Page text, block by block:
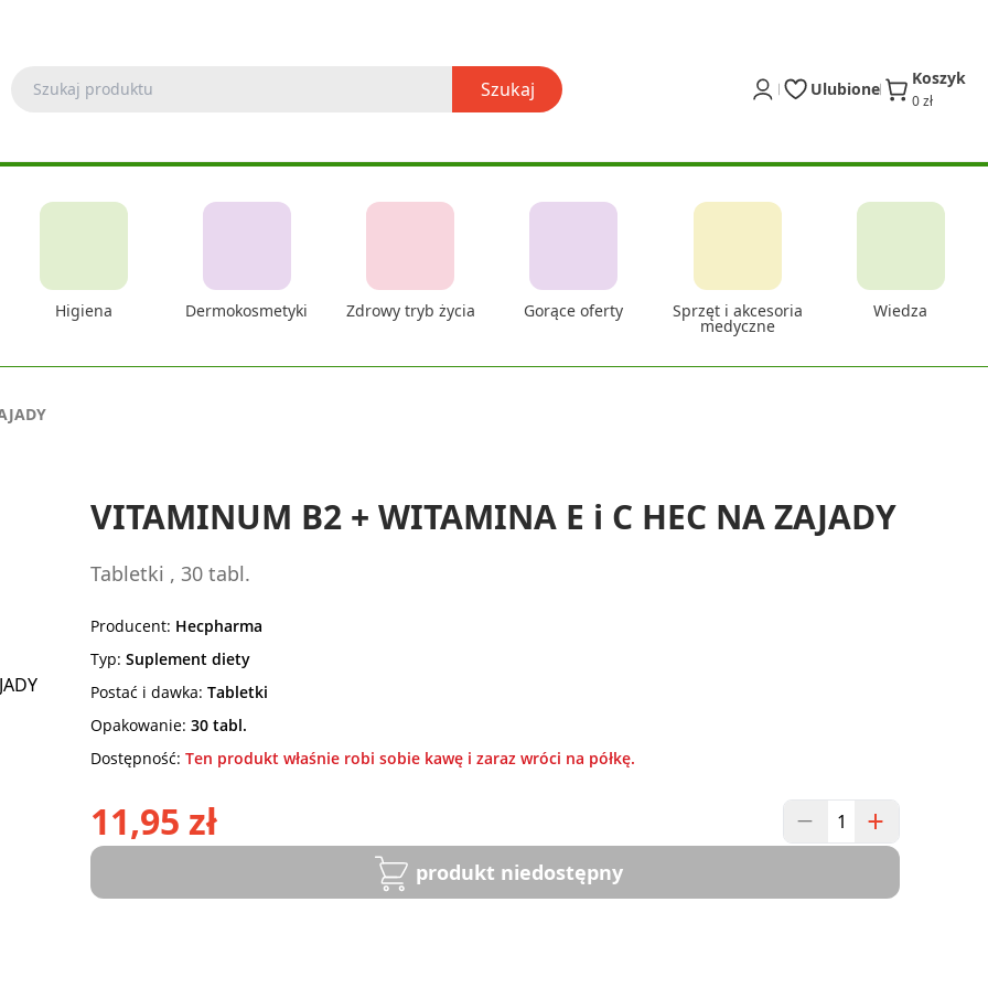
Szukaj Ulubione
Koszyk
0 zł
Higiena Dermokosmetyki Zdrowy tryb życia Gorące oferty Sprzęt i akcesoria
medyczne
Wiedza
VITAMINUM B2 + WITAMINA E i C HEC NA ZAJADY
Tabletki , 30 tabl.
Producent: Hecpharma
Typ: Suplement diety
Postać i dawka: Tabletki
Opakowanie: 30 tabl.
Dostępność: Ten produkt właśnie robi sobie kawę i zaraz wróci na półkę.
11,95 zł
produkt niedostępny